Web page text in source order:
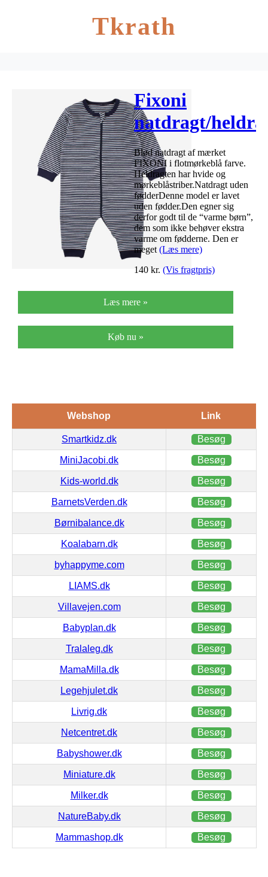
Tkrath
Fixoni
natdragt/
uden fødder –
Mørkeblå
Blød natdragt af mærket
FIXONI i flotmørkeblå farve.
Heldragten har hvide og
mørkeblåstriber.Natdragt uden
fødderDenne model er lavet
uden fødder.Den egner sig
derfor godt til de “varme børn”,
dem som ikke behøver ekstra
varme om fødderne. Den er
meget (Læs mere)
140 kr. (Vis fragtpris)
Læs mere »
Køb nu »
Webshop Link
Smartkidz.dk Besøg
MiniJacobi.dk Besøg
Kids-world.dk Besøg
BarnetsVerden.dk Besøg
Børnibalance.dk Besøg
Koalabarn.dk Besøg
byhappyme.com Besøg
LIAMS.dk Besøg
Villavejen.com Besøg
Babyplan.dk Besøg
Tralaleg.dk Besøg
MamaMilla.dk Besøg
Legehjulet.dk Besøg
Livrig.dk Besøg
Netcentret.dk Besøg
Babyshower.dk Besøg
Miniature.dk Besøg
Milker.dk Besøg
NatureBaby.dk Besøg
Mammashop.dk Besøg